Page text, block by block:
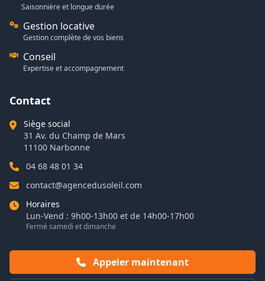
Saisonnière et longue durée
Gestion locative
Gestion complète de vos biens
Conseil
Expertise et accompagnement
Contact
Siège social
31 Av. du Champ de Mars
11100 Narbonne
04 68 48 01 34
contact@agencedusoleil.com
Horaires
Lun-Vend : 9h00-13h00 et de 14h00-17h00
Fermé samedi et dimanche
Appeler maintenant